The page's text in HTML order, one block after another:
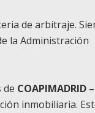
de arbitraje.
la Administración
de COAPIMADRID
inmobiliaria.